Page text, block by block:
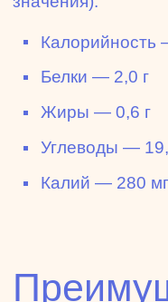
Калорийность
Белки — 2,0 г
Жиры — 0,6 г
Углеводы —
Калий — 280 мг